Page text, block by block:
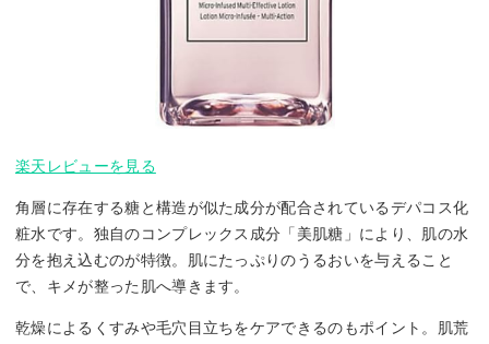
楽天レビューを見る
角層に存在する糖と構造が似た成分が配合されているデパコス化
粧水です。独自のコンプレックス成分「美肌糖」により、肌の水
分を抱え込むのが特徴。肌にたっぷりのうるおいを与えること
で、キメが整った肌へ導きます。
乾燥によるくすみや毛穴目立ちをケアできるのもポイント。肌荒